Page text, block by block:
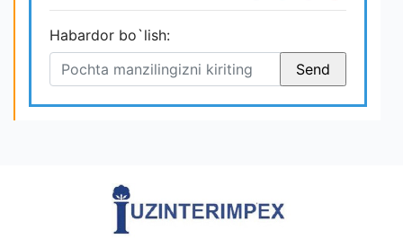
Habardor bo`lish: